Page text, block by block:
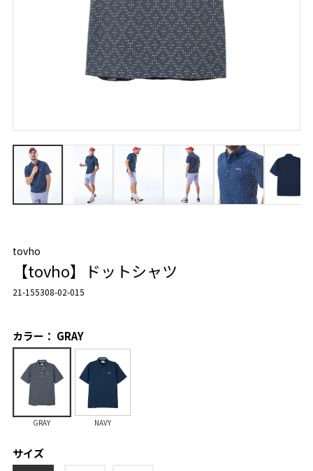
tovho
【tovho】ドットシャツ
21-155308-02-015
カラー： GRAY
GRAY NAVY
サイズ